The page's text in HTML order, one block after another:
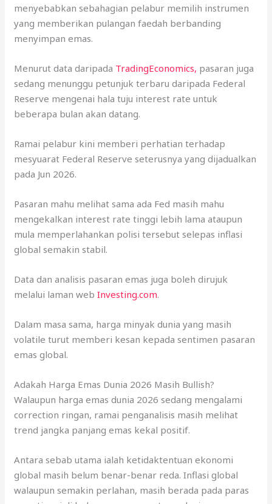
menyebabkan sebahagian pelabur memilih instrumen
yang memberikan pulangan faedah berbanding
menyimpan emas.
Menurut data daripada TradingEconomics, pasaran juga
sedang menunggu petunjuk terbaru daripada Federal
Reserve mengenai hala tuju interest rate untuk
beberapa bulan akan datang.
Ramai pelabur kini memberi perhatian terhadap
mesyuarat Federal Reserve seterusnya yang dijadualkan
pada Jun 2026.
Pasaran mahu melihat sama ada Fed masih mahu
mengekalkan interest rate tinggi lebih lama ataupun
mula memperlahankan polisi tersebut selepas inflasi
global semakin stabil.
Data dan analisis pasaran emas juga boleh dirujuk
melalui laman webInvesting.com.
Dalam masa sama, harga minyak dunia yang masih
volatile turut memberi kesan kepada sentimen pasaran
emas global.
Adakah Harga Emas Dunia 2026 Masih Bullish?
Walaupun harga emas dunia 2026 sedang mengalami
correction ringan, ramai penganalisis masih melihat
trend jangka panjang emas kekal positif.
Antara sebab utama ialah ketidaktentuan ekonomi
global masih belum benar-benar reda. Inflasi global
walaupun semakin perlahan, masih berada pada paras